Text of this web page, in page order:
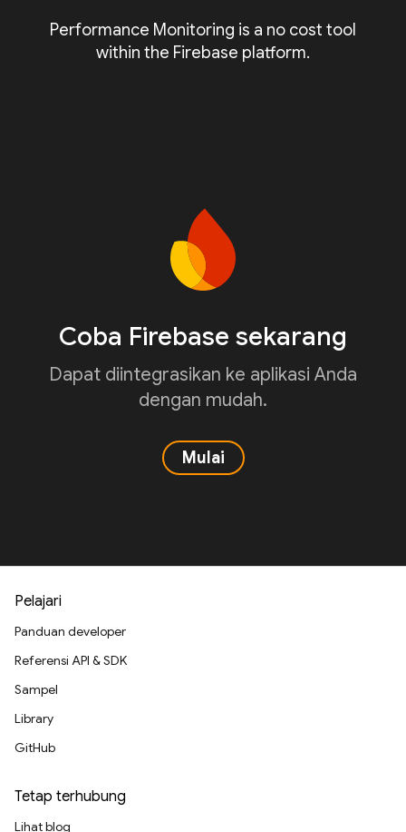
Performance Monitoring is a no cost tool
within the Firebase platform.
Coba Firebase sekarang
Dapat diintegrasikan ke aplikasi Anda
dengan mudah.
Mulai
Pelajari
Panduan developer
Referensi API & SDK
Sampel
Library
GitHub
Tetap terhubung
Lihat blog